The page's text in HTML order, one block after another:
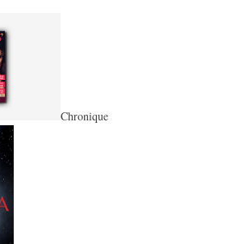
Chronique